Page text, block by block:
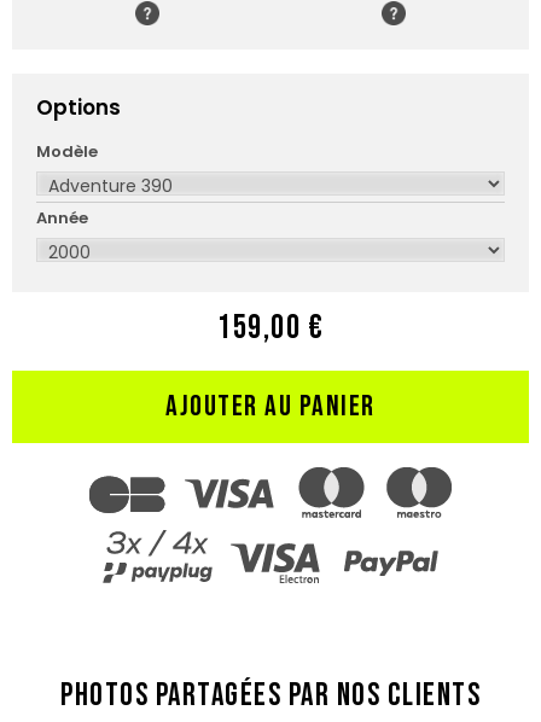
Options
Modèle
Année
159,00 €
AJOUTER AU PANIER
PHOTOS PARTAGÉES PAR NOS CLIENTS